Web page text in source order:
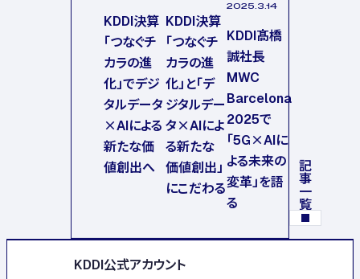
KDDI決算
「つなぐチ
カラの進
化」でデジ
タルデータ
×AIによる
新たな価
値創出へ
KDDI決算
「つなぐチ
カラの進
化」と「デ
ジタルデー
タ×AIによ
る新たな
価値創出」
にこだわる
2025.3.14
KDDI髙橋
誠社長
MWC
Barcelona
2025で
「5G×AIに
よる未来の
変革」を語
る
記事一覧
KDDI公式アカウント